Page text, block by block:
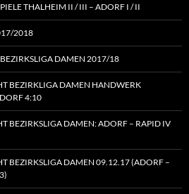
THALHEIM II / III – ADORF I / II
2018
DAMEN 2017/18
BEZIRKLIGA DAMEN HANDWERK
4:10
BEZIRKSLIGA DAMEN: ADORF – RAPID IV
BEZIRKSLIGA DAMEN 09.12.17 (ADORF –